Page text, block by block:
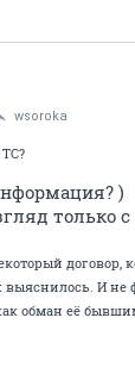
wsoroka
)
только
договор,
И не
обман её